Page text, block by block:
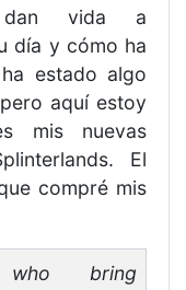
dan vida a
día y cómo ha
estado algo
aquí estoy
mis nuevas
El
compré mis
who bring